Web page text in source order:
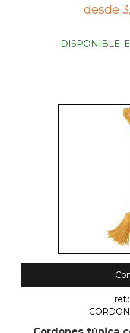
desde
DISPONIBLE.